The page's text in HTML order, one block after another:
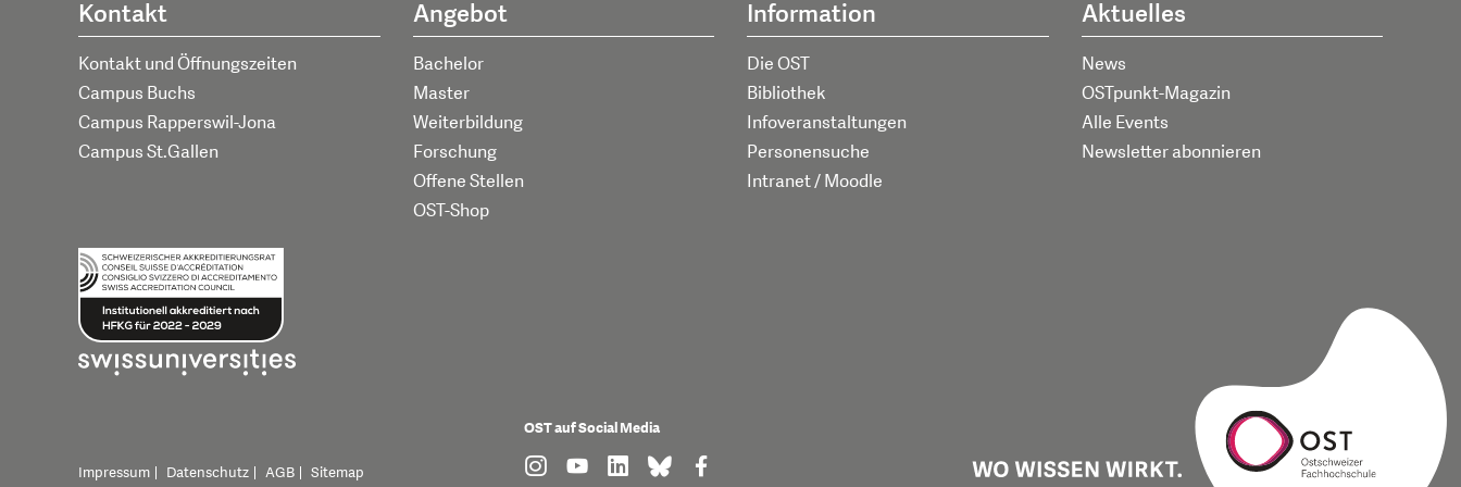
Kontakt
Kontakt und Öffnungszeiten
Campus Buchs
Campus Rapperswil-Jona
Campus St.Gallen
Angebot
Bachelor
Master
Weiterbildung
Forschung
Offene Stellen
OST-Shop
Information
Die OST
Bibliothek
Infoveranstaltungen
Personensuche
Intranet / Moodle
Aktuelles
News
OSTpunkt-Magazin
Alle Events
Newsletter abonnieren
Impressum Datenschutz AGB Sitemap
OST auf Social Media
find us on: instagram
find us on: youtube
find us on: linkedin
find us on: bluesky
find us on: facebook